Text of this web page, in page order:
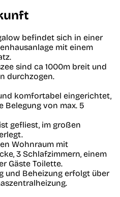
befindet sich in einer
mit einem
sind ca 1000m breit und
durchzogen.
komfortabel eingerichtet,
Belegung von max. 5
gefliest, im großen
Wohnraum mit
3 Schlafzimmern, einem
Gäste Toilette.
und Beheizung erfolgt über